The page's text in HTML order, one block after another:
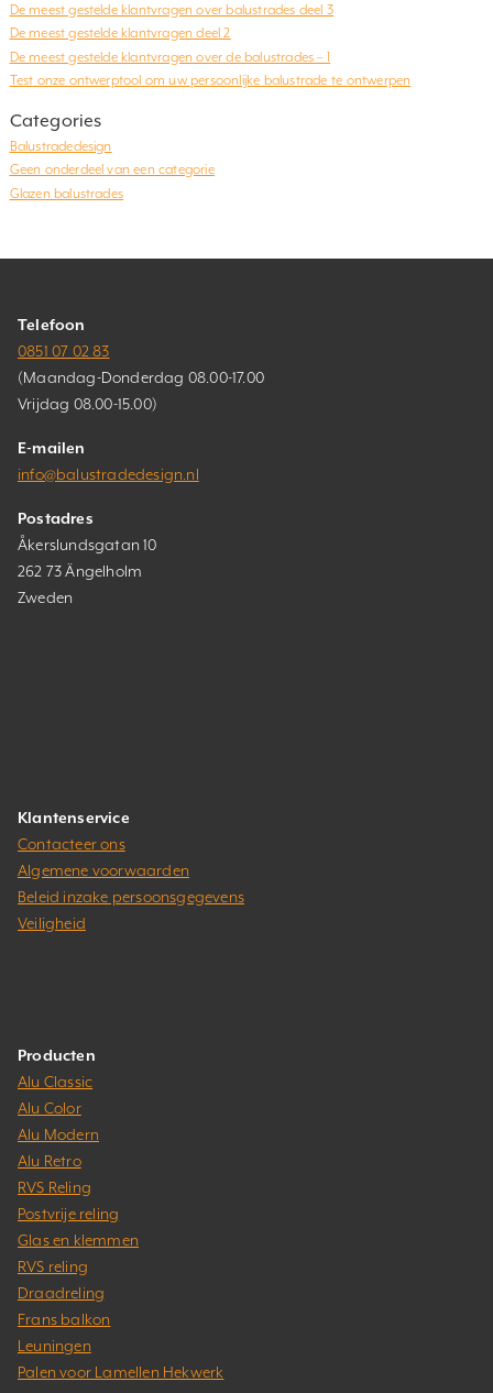
De meest gestelde klantvragen over balustrades deel 3
De meest gestelde klantvragen deel 2
De meest gestelde klantvragen over de balustrades – 1
Test onze ontwerptool om uw persoonlijke balustrade te ontwerpen
Categories
Balustradedesign
Geen onderdeel van een categorie
Glazen balustrades
Telefoon
0851 07 02 83
(Maandag-Donderdag 08.00-17.00
Vrijdag 08.00-15.00)
E-mailen
info@balustradedesign.nl
Postadres
Åkerslundsgatan 10
262 73 Ängelholm
Zweden
Klantenservice
Contacteer ons
Algemene voorwaarden
Beleid inzake persoonsgegevens
Veiligheid
Producten
Alu Classic
Alu Color
Alu Modern
Alu Retro
RVS Reling
Postvrije reling
Glas en klemmen
RVS reling
Draadreling
Frans balkon
Leuningen
Palen voor Lamellen Hekwerk